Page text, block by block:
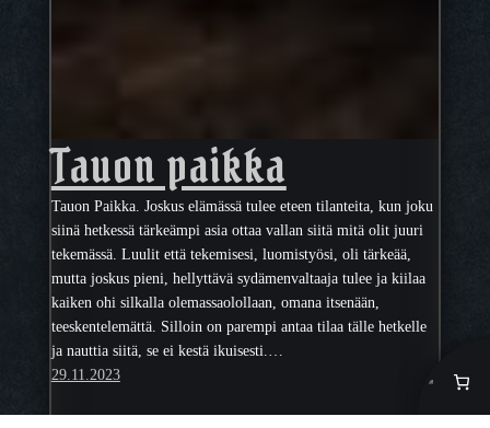
Tauon paikka
Tauon Paikka. Joskus elämässä tulee eteen tilanteita, kun joku
siinä hetkessä tärkeämpi asia ottaa vallan siitä mitä olit juuri
tekemässä. Luulit että tekemisesi, luomistyösi, oli tärkeää,
mutta joskus pieni, hellyttävä sydämenvaltaaja tulee ja kiilaa
kaiken ohi silkalla olemassaolollaan, omana itsenään,
teeskentelemättä. Silloin on parempi antaa tilaa tälle hetkelle
ja nauttia siitä, se ei kestä ikuisesti.…
29.11.2023